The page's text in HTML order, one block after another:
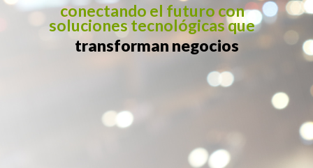
transforman negocios
conectando el futuro con
soluciones tecnológicas que